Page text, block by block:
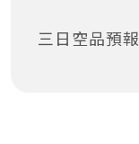
三日空品預報